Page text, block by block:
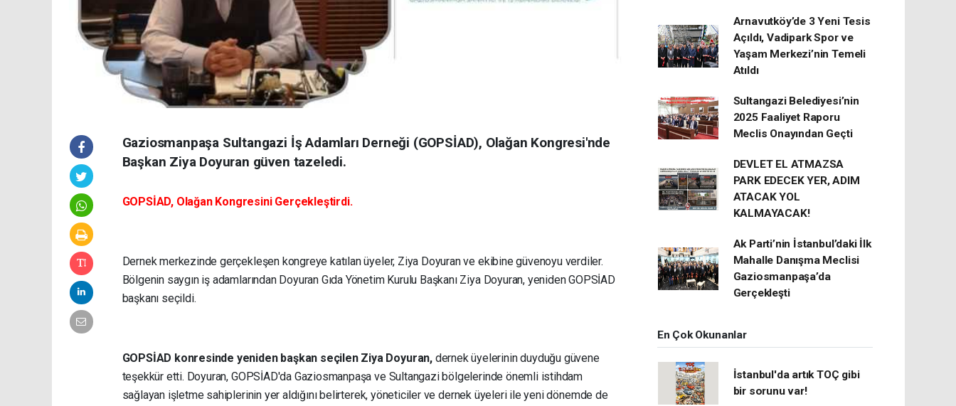
Gaziosmanpaşa Sultangazi İş Adamları Derneği (GOPSİAD), Olağan Kongresi'nde
Başkan Ziya Doyuran güven tazeledi.
GOPSİAD, Olağan Kongresini Gerçekleştirdi.
Dernek merkezinde gerçekleşen kongreye katılan üyeler, Ziya Doyuran ve ekibine güvenoyu verdiler.
Bölgenin saygın iş adamlarından Doyuran Gıda Yönetim Kurulu Başkanı Ziya Doyuran, yeniden GOPSİAD
başkanı seçildi.
GOPSİAD konresinde yeniden başkan seçilen Ziya Doyuran, dernek üyelerinin duyduğu güvene
teşekkür etti. Doyuran, GOPSİAD'da Gaziosmanpaşa ve Sultangazi bölgelerinde önemli istihdam
sağlayan işletme sahiplerinin yer aldığını belirterek, yöneticiler ve dernek üyeleri ile yeni dönemde de
Arnavutköy’de 3 Yeni Tesis
Açıldı, Vadipark Spor ve
Yaşam Merkezi’nin Temeli
Atıldı
Sultangazi Belediyesi’nin
2025 Faaliyet Raporu
Meclis Onayından Geçti
DEVLET EL ATMAZSA
PARK EDECEK YER, ADIM
ATACAK YOL
KALMAYACAK!
Ak Parti’nin İstanbul’daki İlk
Mahalle Danışma Meclisi
Gaziosmanpaşa’da
Gerçekleşti
En Çok Okunanlar
İstanbul'da artık TOÇ gibi
bir sorunu var!